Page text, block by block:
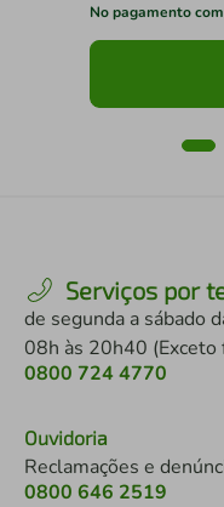
No pagamento
Serviços por
de segunda a sábado
08h às 20h40 (Exceto
0800 724 4770
Ouvidoria
Reclamações e
0800 646 2519